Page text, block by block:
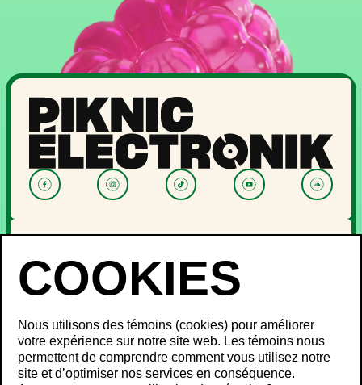
PROGRAMMATION
OFF PIKNIC
PASSES ET BILLETS
LE FESTIVAL
À propos
Partenaires
Nous utilisons des témoins (cookies) pour améliorer
votre expérience sur notre site web. Les témoins nous
permettent de comprendre comment vous utilisez notre
site et d’optimiser nos services en conséquence.